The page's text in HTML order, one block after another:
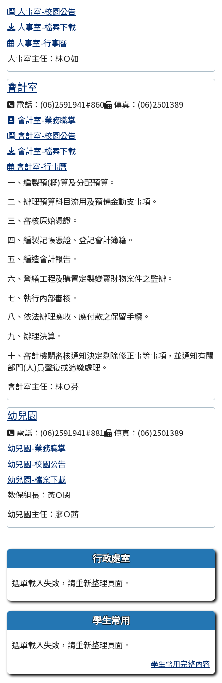
人事室-校園公告
人事室-檔案下載
人事室-行事曆
人事室主任：林Ｏ如
會計室
電話：(06)2591941#860
傳真：(06)2501389
會計室-業務職掌
會計室-校園公告
會計室-檔案下載
會計室-行事曆
一、編製預(概)算及分配預算。
二、辦理預算科目流用及預備金動支事項。
三、審核原始憑證。
四、編製記帳憑證、登記會計簿籍。
五、編造會計報告。
六、營繕工程及購置定製變賣財物案件之監辦。
七、執行內部審核。
八、依法辦理應收、應付款之保留手續。
九、辦理決算。
十、審計機關審核通知決定剔除修正事等事項，並通知有關
部門(人)員聲復或追繳處理。
會計室主任：林Ｏ芬
幼兒園
電話：(06)2591941#881
傳真：(06)2501389
幼兒園-業務職掌
幼兒園-校園公告
幼兒園-檔案下載
教保組長：黃Ｏ閔
幼兒園主任：廖Ｏ茜
左邊區域內容 行政處室
選單載入失敗，請重新整理頁面。
學生常用
選單載入失敗，請重新整理頁面。
學生常用完整內容